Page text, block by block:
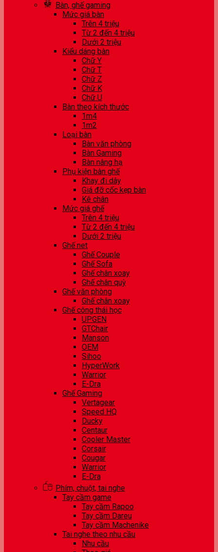
Bàn, ghế gaming
Mức giá bàn
Trên 4 triệu
Từ 2 đến 4 triệu
Dưới 2 triệu
Kiểu dáng bàn
Chữ Y
Chữ T
Chữ Z
Chữ K
Chữ U
Bàn theo kích thước
1m4
1m2
Loại bàn
Bàn văn phòng
Bàn Gaming
Bàn nâng hạ
Phụ kiện bàn ghế
Khay đi dây
Giá đỡ cốc kẹp bàn
Kê chân
Mức giá ghế
Trên 4 triệu
Từ 2 đến 4 triệu
Dưới 2 triệu
Ghế net
Ghế Couple
Ghế Sofa
Ghế chân xoay
Ghế chân quỳ
Ghế văn phòng
Ghế chân xoay
Ghế công thái học
UPGEN
GTChair
Manson
OEM
Sihoo
HyperWork
Warrior
E-Dra
Ghế Gaming
Vertagear
Speed HQ
Ducky
Centaur
Cooler Master
Corsair
Cougar
Warrior
E-Dra
Phím, chuột, tai nghe
Tay cầm game
Tay cầm Rapoo
Tay cầm Dareu
Tay cầm Machenike
Tai nghe theo nhu cầu
Nhu cầu